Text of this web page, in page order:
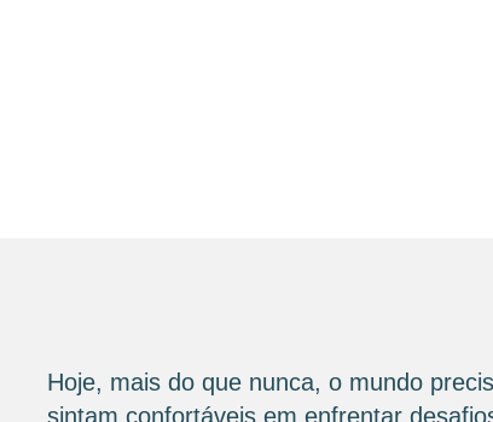
Hoje, mais do que nunca, o mundo
sintam confortáveis ​​em enfrentar